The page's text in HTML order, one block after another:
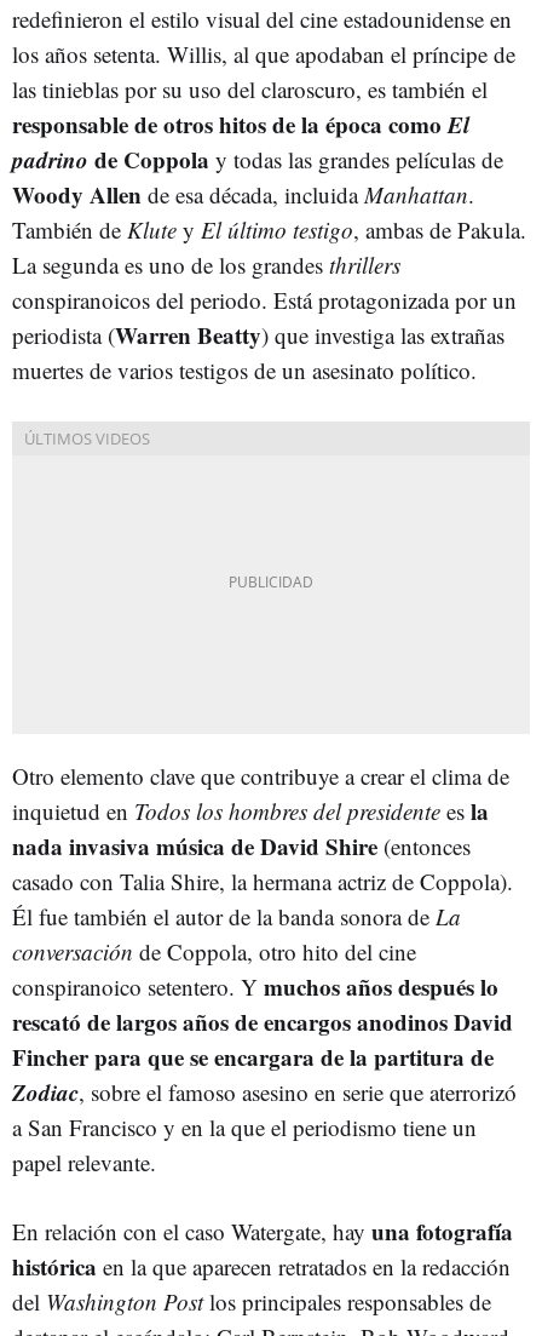
redefinieron el estilo visual del cine estadounidense en
los años setenta. Willis, al que apodaban el príncipe de
las tinieblas por su uso del claroscuro, es también el
responsable de otros hitos de la época comoEl
padrino de Coppola y todas las grandes películas de
Woody Allen de esa década, incluida Manhattan.
También de Klute y El último testigo, ambas de Pakula.
La segunda es uno de los grandes thrillers
conspiranoicos del periodo. Está protagonizada por un
periodista (Warren Beatty) que investiga las extrañas
muertes de varios testigos de un asesinato político.
Otro elemento clave que contribuye a crear el clima de
inquietud en Todos los hombres del presidente es la
nada invasiva música de David Shire (entonces
casado con Talia Shire, la hermana actriz de Coppola).
Él fue también el autor de la banda sonora de La
conversación de Coppola, otro hito del cine
conspiranoico setentero. Y muchos años después lo
rescató de largos años de encargos anodinos David
Fincher para que se encargara de la partitura de
Zodiac, sobre el famoso asesino en serie que aterrorizó
a San Francisco y en la que el periodismo tiene un
papel relevante.
En relación con el caso Watergate, hay una fotografía
histórica en la que aparecen retratados en la redacción
del Washington Postlos principales responsables de